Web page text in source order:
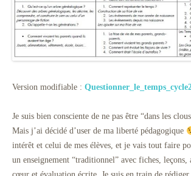
Version modifiable :
Je suis bien consciente de ne pas être “dans les
Mais j’ai décidé d’user de ma liberté pédagogique
intérêt et celui de mes élèves, et je vais tout faire
un enseignement “traditionnel” avec fiches, leçons,